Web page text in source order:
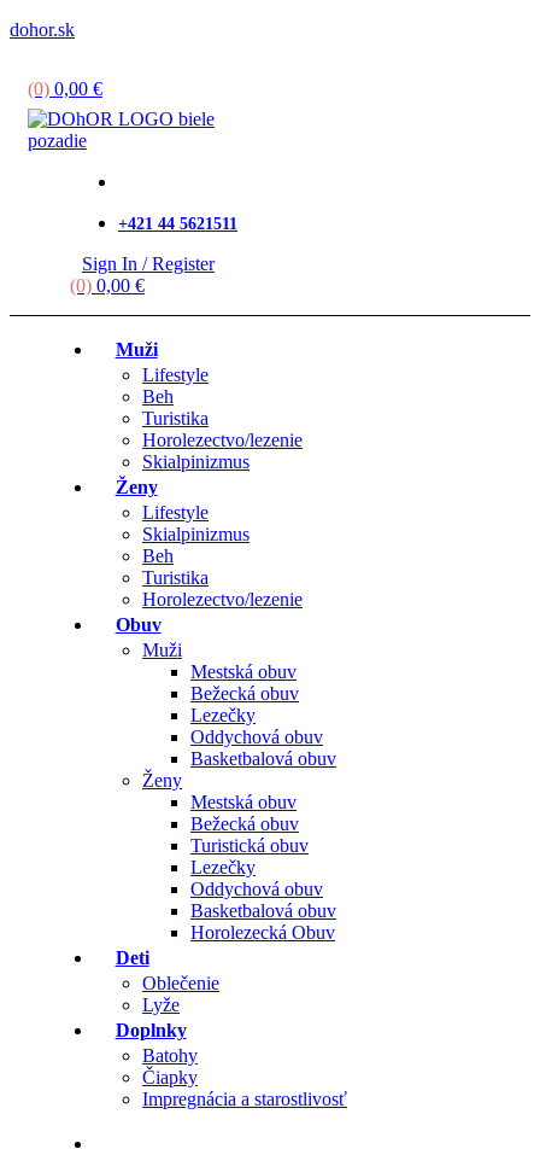
dohor.sk
Menu
(0) 0,00 €
+421 44 5621511
Sign In / Register
(0) 0,00 €
Muži
Lifestyle
Beh
Turistika
Horolezectvo/lezenie
Skialpinizmus
Ženy
Lifestyle
Skialpinizmus
Beh
Turistika
Horolezectvo/lezenie
Obuv
Muži
Mestská obuv
Bežecká obuv
Lezečky
Oddychová obuv
Basketbalová obuv
Ženy
Mestská obuv
Bežecká obuv
Turistická obuv
Lezečky
Oddychová obuv
Basketbalová obuv
Horolezecká Obuv
Deti
Oblečenie
Lyže
Doplnky
Batohy
Čiapky
Impregnácia a starostlivosť